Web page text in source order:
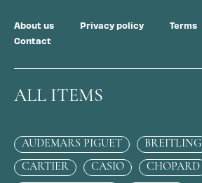
About us Privacy policy Terms
Contact
ALL ITEMS
AUDEMARS PIGUET BREITLING
CARTIER CASIO CHOPARD